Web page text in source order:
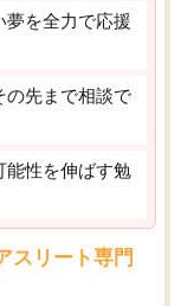
夢を全力で応援
の先まで相談で
能性を伸ばす勉
スリート専門